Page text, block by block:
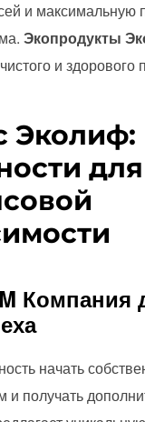
и максимальную
Экопродукты
и здорового
Эколиф:
Компания
начать
и получать